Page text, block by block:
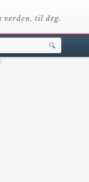
verden, til deg.
🔍